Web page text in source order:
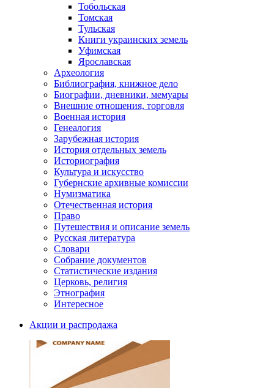
Тобольская
Томская
Тульская
Книги украинских земель
Уфимская
Ярославская
Археология
Библиография, книжное дело
Биографии, дневники, мемуары
Внешние отношения, торговля
Военная история
Генеалогия
Зарубежная история
История отдельных земель
Историография
Культура и искусство
Губернские архивные комиссии
Нумизматика
Отечественная история
Право
Путешествия и описание земель
Русская литература
Словари
Собрание документов
Статистические издания
Церковь, религия
Этнография
Интересное
Акции и распродажа